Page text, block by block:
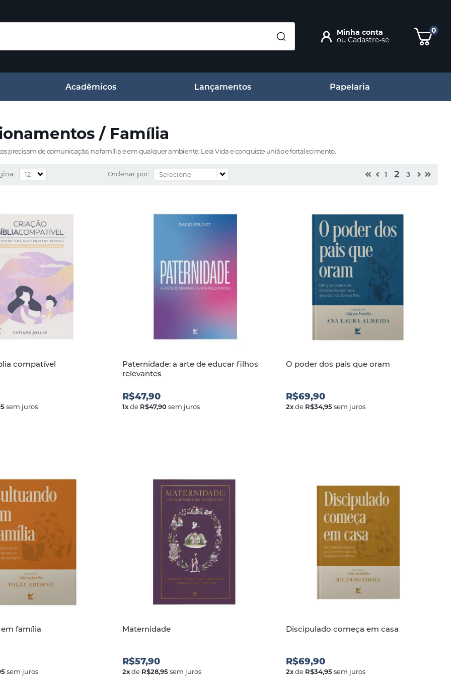
Minha conta
ou Cadastre-se
0
Acadêmicos Lançamentos Papelaria
/ Família
precisam de comunicação, na família e em qualquer ambiente. Leia Vida e conquiste união e fortalecimento.
Ordenar por: 1 2 3
compatível
sem juros
Paternidade: a arte de educar filhos
relevantes
R$47,90
1xde R$47,90sem juros
O poder dos pais que oram
R$69,90
2xde R$34,95sem juros
família
sem juros
Maternidade
R$57,90
2xde R$28,95sem juros
Discipulado começa em casa
R$69,90
2xde R$34,95sem juros